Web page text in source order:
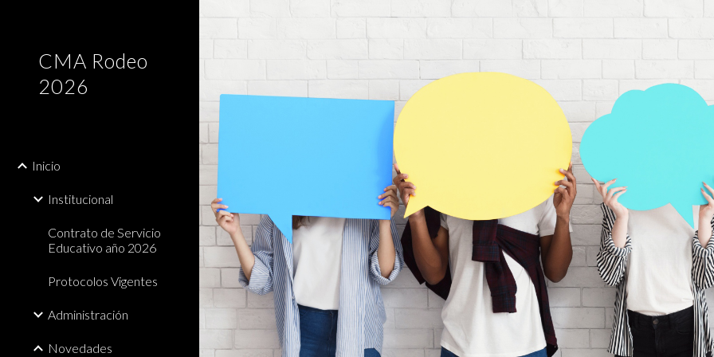
CMA Rodeo
2026
Inicio
Institucional
Contrato de Servicio
Educativo año 2026
Protocolos Vigentes
Administración
Novedades